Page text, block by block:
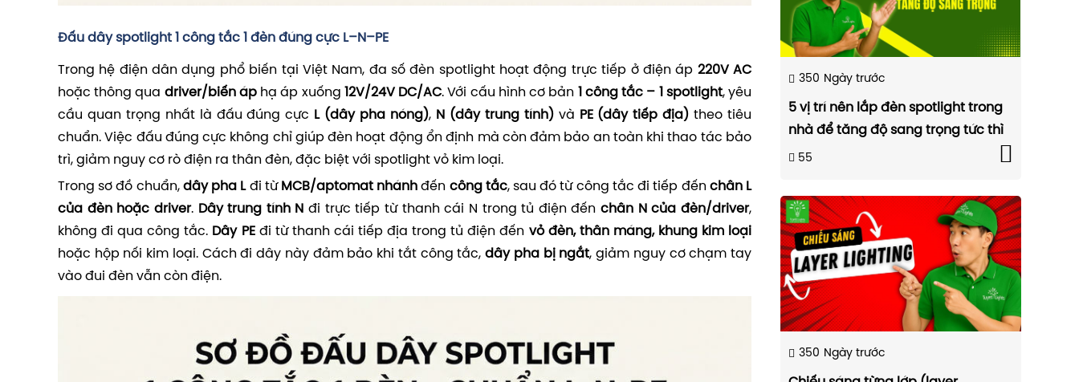
Đấu dây spotlight 1 công tắc 1 đèn đúng cực L–N–PE
Trong hệ điện dân dụng phổ biến tại Việt Nam, đa số đèn spotlight hoạt động trực tiếp ở điện áp 220V AC
hoặc thông qua driver/biến áphạ áp xuống 12V/24V DC/AC. Với cấu hình cơ bản 1 công tắc – 1 spotlight, yêu
cầu quan trọng nhất là đấu đúng cực L (dây pha nóng), N (dây trung tính)và PE (dây tiếp địa) theo tiêu
chuẩn. Việc đấu đúng cực không chỉ giúp đèn hoạt động ổn định mà còn đảm bảo an toàn khi thao tác bảo
trì, giảm nguy cơ rò điện ra thân đèn, đặc biệt với spotlight vỏ kim loại.
Trong sơ đồ chuẩn, dây pha Lđi từ MCB/aptomat nhánh đến công tắc, sau đó từ công tắc đi tiếp đến chân L
của đèn hoặc driver. Dây trung tính N đi trực tiếp từ thanh cái N trong tủ điện đếnchân N của đèn/driver,
không đi qua công tắc. Dây PEđi từ thanh cái tiếp địa trong tủ điện đến vỏ đèn, thân máng, khung kim loại
hoặc hộp nối kim loại. Cách đi dây này đảm bảo khi tắt công tắc,dây pha bị ngắt, giảm nguy cơ chạm tay
vào đui đèn vẫn còn điện.
350 Ngày trước
5 vị trí nên lắp đèn spotlight trong
nhà để tăng độ sang trọng tức thì
55
350 Ngày trước